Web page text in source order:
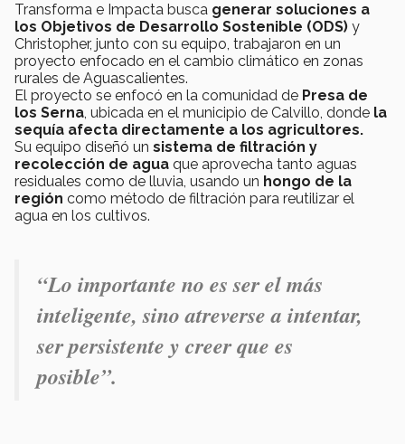
Transforma e Impacta busca generar soluciones a
los Objetivos de Desarrollo Sostenible (ODS) y
Christopher, junto con su equipo, trabajaron en un
proyecto enfocado en el cambio climático en zonas
rurales de Aguascalientes.
El proyecto se enfocó en la comunidad de Presa de
los Serna, ubicada en el municipio de Calvillo, donde la
sequía afecta directamente a los agricultores.
Su equipo diseñó un sistema de filtración y
recolección de agua que aprovecha tanto aguas
residuales como de lluvia, usando un hongo de la
región como método de filtración para reutilizar el
agua en los cultivos.
“Lo importante no es ser el más
inteligente, sino atreverse a intentar,
ser persistente y creer que es
posible”.